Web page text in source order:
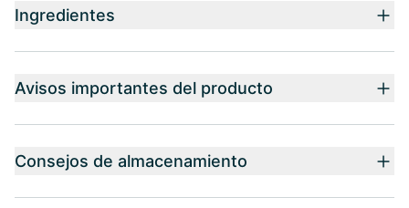
Ingredientes
Avisos importantes del producto
Consejos de almacenamiento